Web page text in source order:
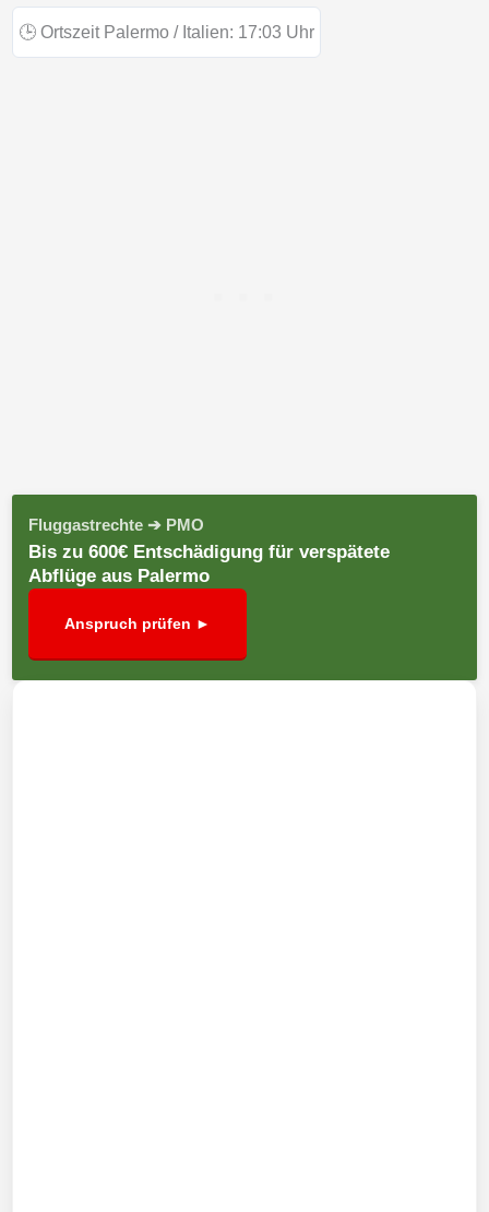
🕒 Ortszeit Palermo / Italien: 17:03 Uhr
Fluggastrechte ➔ PMO
Bis zu 600€ Entschädigung für verspätete
Abflüge aus Palermo
Anspruch prüfen ►